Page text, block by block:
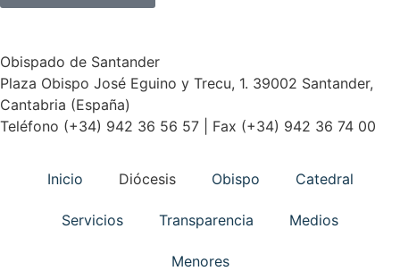
Obispado de Santander
Plaza Obispo José Eguino y Trecu, 1. 39002 Santander,
Cantabria (España)
Teléfono (+34) 942 36 56 57 | Fax (+34) 942 36 74 00
Inicio Diócesis Obispo Catedral
Servicios Transparencia Medios
Menores